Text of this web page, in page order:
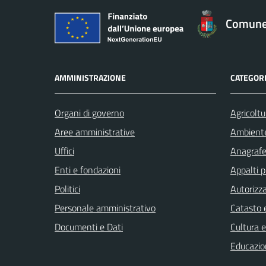
AMMINISTRAZIONE
Organi di governo
Aree amministrative
Uffici
Enti e fondazioni
Politici
Personale amministrativo
Documenti e Dati
Appalti
Catasto
Cultura